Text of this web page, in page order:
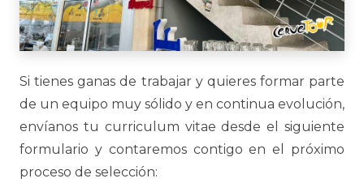
Si tienes ganas de trabajar y quieres formar parte
de un equipo muy sólido y en continua evolución,
envíanos tu curriculum vitae desde el siguiente
formulario y contaremos contigo en el próximo
proceso de selección: